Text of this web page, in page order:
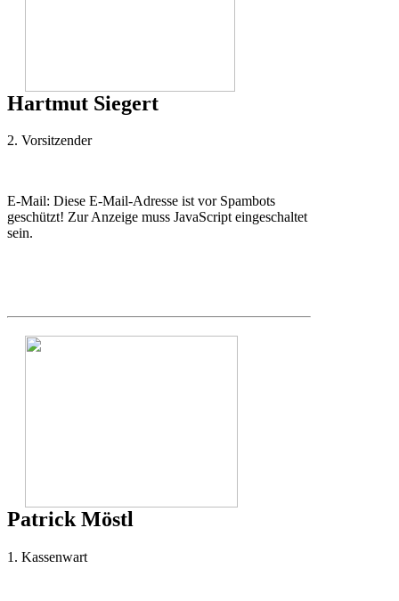
Hartmut Siegert
2. Vorsitzender
E-Mail: Diese E-Mail-Adresse ist vor Spambots
geschützt! Zur Anzeige muss JavaScript eingeschaltet
sein.
Patrick Möstl
1. Kassenwart